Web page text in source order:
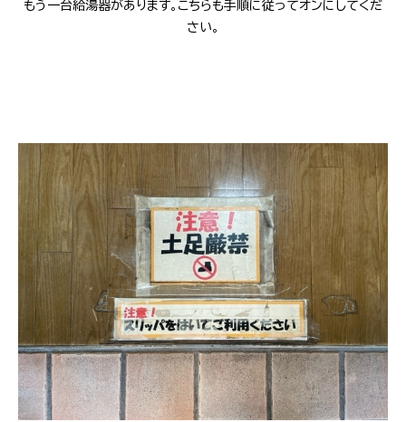
もう一台給湯器があります。こちらも手順に従ってオンにしてくだ
さい。